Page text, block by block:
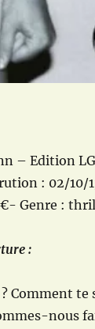
– Edition
: 02/10/
Genre :
:
Comment te
nous